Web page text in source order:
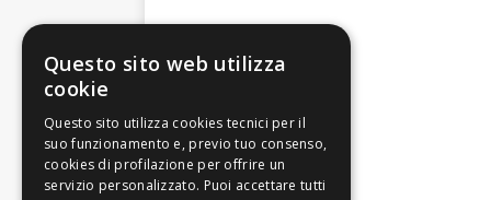
Questo sito web utilizza
cookie